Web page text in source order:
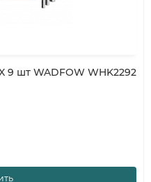
9 шт WADFOW WHK2292